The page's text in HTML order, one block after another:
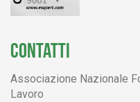
CONTATTI
Associazione Nazionale
Lavoro